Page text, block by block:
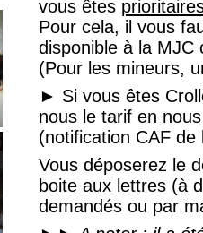
vous êtes
Pour cela, il vous
disponible à la MJC
(Pour les mineurs,
► Si vous êtes
nous le tarif en
(notification CAF de
Vous déposerez le
boite aux lettres (à
demandés ou par